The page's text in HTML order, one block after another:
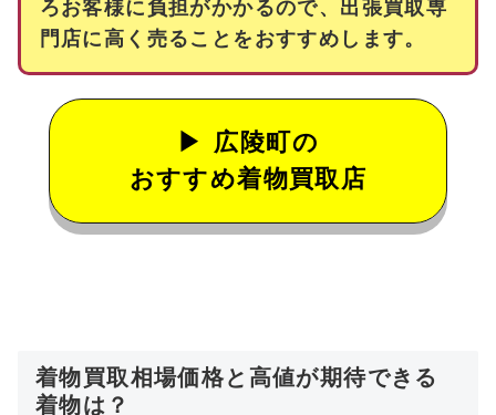
ろお客様に負担がかかるので、出張買取専
門店に高く売ることをおすすめします。
広陵町の
おすすめ着物買取店
着物買取相場価格と高値が期待できる
着物は？